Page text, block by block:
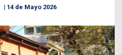
14 de Mayo 2026